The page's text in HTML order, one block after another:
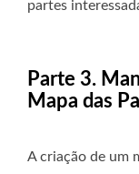
partes
Parte 3.
Mapa das
A criação de um